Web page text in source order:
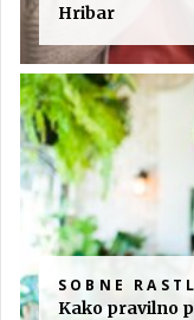
Hribar
SOBNE
Kako pravilno